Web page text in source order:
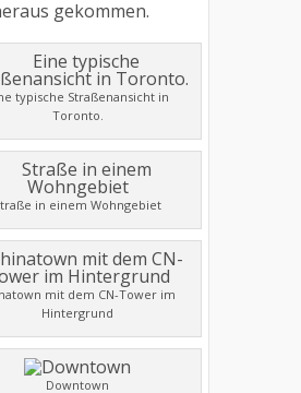
gekommen.
typische Straßenansicht in
Toronto.
in einem Wohngebiet
mit dem CN-Tower im
Hintergrund
Downtown